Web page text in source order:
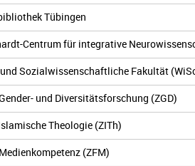
Tübingen
Centrum für integrative
Sozialwissenschaftliche Fakultät
und Diversitätsforschung (ZGD)
Theologie (ZITh)
(ZFM)